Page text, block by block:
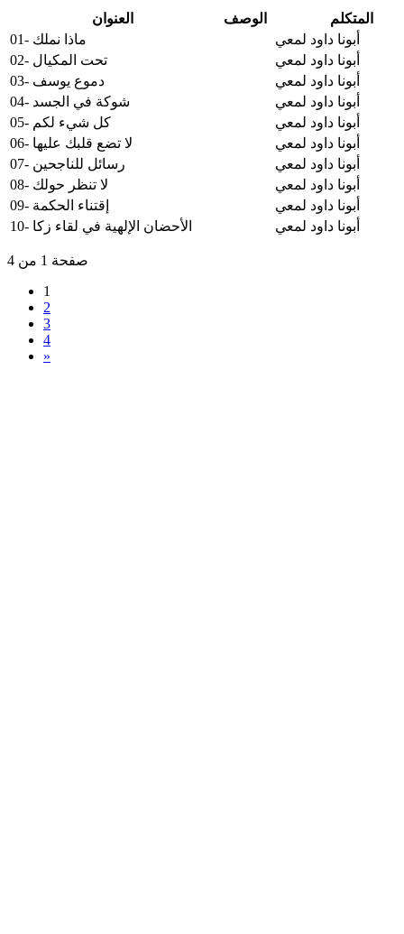
العنوان الوصف
المتكلم
01- ماذا نملك
أبونا داود لمعي
02- تحت المكيال
أبونا داود لمعي
03- دموع يوسف
أبونا داود لمعي
04- شوكة في الجسد
أبونا داود لمعي
05- كل شيء لكم
أبونا داود لمعي
06- لا تضع قلبك عليها
أبونا داود لمعي
07- رسائل للناجحين
أبونا داود لمعي
08- لا تنظر حولك
أبونا داود لمعي
09- إقتناء الحكمة
أبونا داود لمعي
10- الأحضان الإلهية في لقاء زكا
أبونا داود لمعي
صفحة 1 من 4
1
2
3
4
»